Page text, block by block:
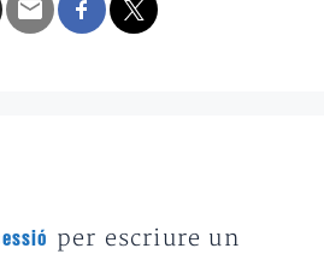
per escriure un